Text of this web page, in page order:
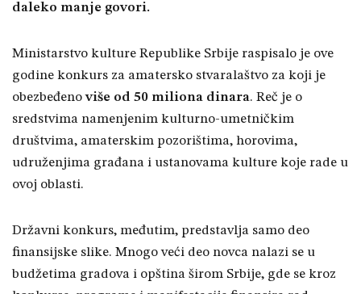
daleko manje govori.
Ministarstvo kulture Republike Srbije raspisalo je ove
godine konkurs za amatersko stvaralaštvo za koji je
obezbeđenoviše od 50 miliona dinara. Reč je o
sredstvima namenjenim kulturno-umetničkim
društvima, amaterskim pozorištima, horovima,
udruženjima građana i ustanovama kulture koje rade u
ovoj oblasti.
Državni konkurs, međutim, predstavlja samo deo
finansijske slike. Mnogo veći deo novca nalazi se u
budžetima gradova i opština širom Srbije, gde se kroz